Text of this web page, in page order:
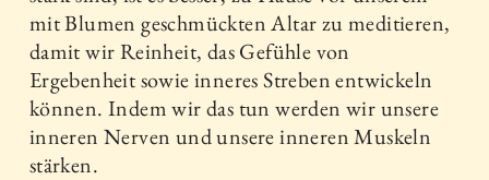
mit Blumen geschmückten Altar zu meditieren,
damit wir Reinheit, das Gefühle von
Ergebenheit sowie inneres Streben entwickeln
können. Indem wir das tun werden wir unsere
inneren Nerven und unsere inneren Muskeln
stärken.